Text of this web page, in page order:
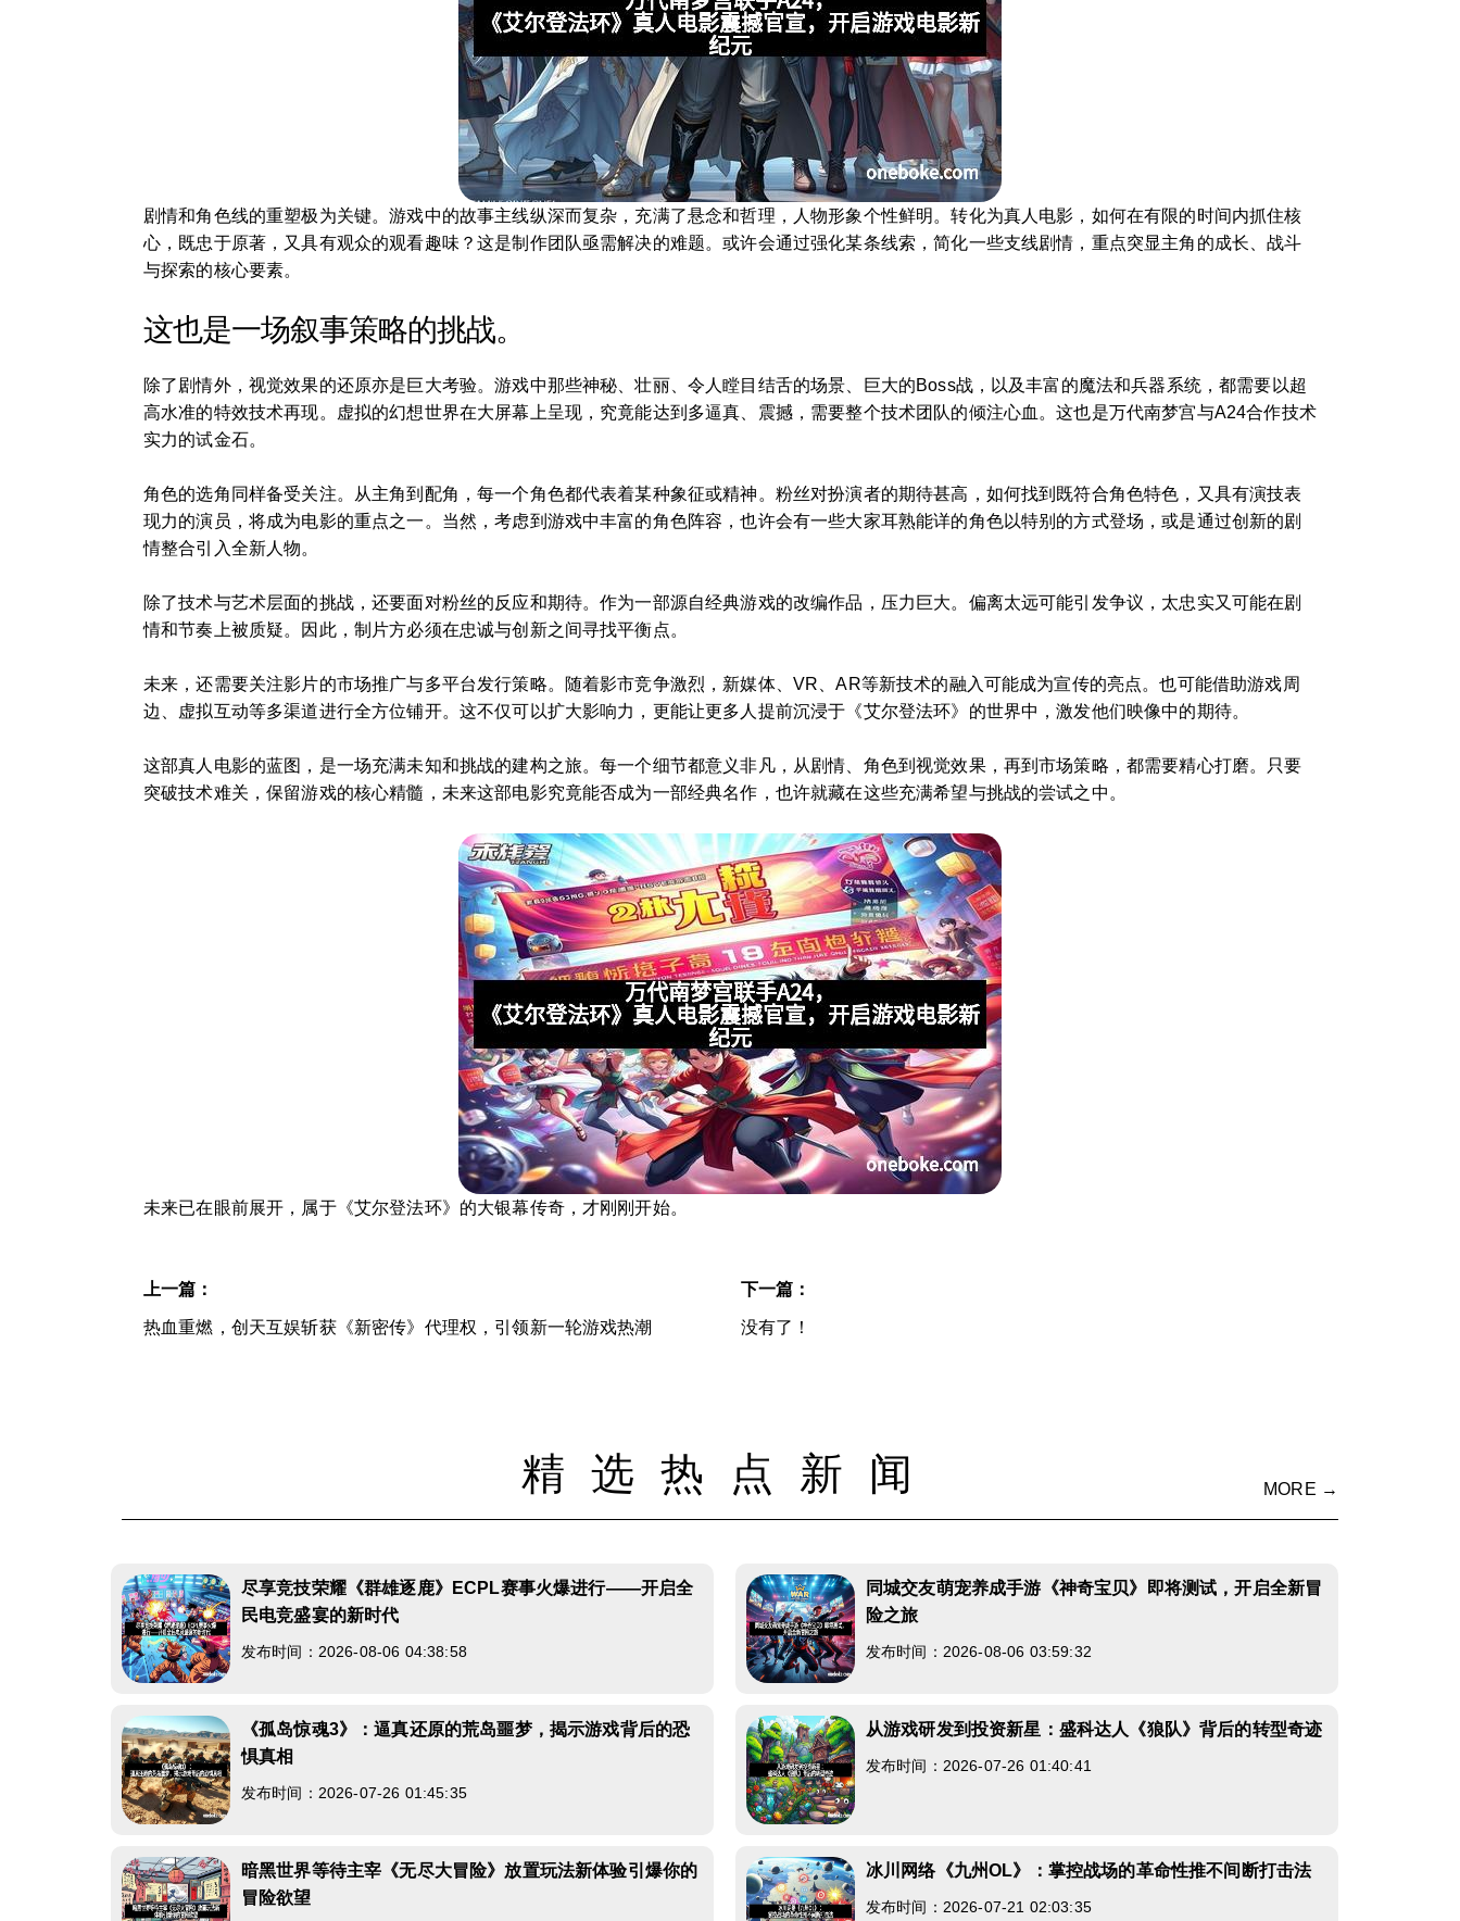
剧情和角色线的重塑极为关键。游戏中的故事主线纵深而复杂，充满了悬念和哲理，人物形象个性鲜明。转化为真人电影，如何在有限的时间内抓住核
心，既忠于原著，又具有观众的观看趣味？这是制作团队亟需解决的难题。或许会通过强化某条线索，简化一些支线剧情，重点突显主角的成长、战斗
与探索的核心要素。
这也是一场叙事策略的挑战。
除了剧情外，视觉效果的还原亦是巨大考验。游戏中那些神秘、壮丽、令人瞠目结舌的场景、巨大的Boss战，以及丰富的魔法和兵器系统，都需要以超
高水准的特效技术再现。虚拟的幻想世界在大屏幕上呈现，究竟能达到多逼真、震撼，需要整个技术团队的倾注心血。这也是万代南梦宫与A24合作技术
实力的试金石。
角色的选角同样备受关注。从主角到配角，每一个角色都代表着某种象征或精神。粉丝对扮演者的期待甚高，如何找到既符合角色特色，又具有演技表
现力的演员，将成为电影的重点之一。当然，考虑到游戏中丰富的角色阵容，也许会有一些大家耳熟能详的角色以特别的方式登场，或是通过创新的剧
情整合引入全新人物。
除了技术与艺术层面的挑战，还要面对粉丝的反应和期待。作为一部源自经典游戏的改编作品，压力巨大。偏离太远可能引发争议，太忠实又可能在剧
情和节奏上被质疑。因此，制片方必须在忠诚与创新之间寻找平衡点。
未来，还需要关注影片的市场推广与多平台发行策略。随着影市竞争激烈，新媒体、VR、AR等新技术的融入可能成为宣传的亮点。也可能借助游戏周
边、虚拟互动等多渠道进行全方位铺开。这不仅可以扩大影响力，更能让更多人提前沉浸于《艾尔登法环》的世界中，激发他们映像中的期待。
这部真人电影的蓝图，是一场充满未知和挑战的建构之旅。每一个细节都意义非凡，从剧情、角色到视觉效果，再到市场策略，都需要精心打磨。只要
突破技术难关，保留游戏的核心精髓，未来这部电影究竟能否成为一部经典名作，也许就藏在这些充满希望与挑战的尝试之中。
未来已在眼前展开，属于《艾尔登法环》的大银幕传奇，才刚刚开始。
上一篇：
热血重燃，创天互娱斩获《新密传》代理权，引领新一轮游戏热潮
下一篇：
没有了！
精选热点新闻 MORE →
尽享竞技荣耀《群雄逐鹿》ECPL赛事火爆进行——开启全
民电竞盛宴的新时代
发布时间：2026-08-06 04:38:58
同城交友萌宠养成手游《神奇宝贝》即将测试，开启全新冒
险之旅
发布时间：2026-08-06 03:59:32
《孤岛惊魂3》：逼真还原的荒岛噩梦，揭示游戏背后的恐
惧真相
发布时间：2026-07-26 01:45:35
从游戏研发到投资新星：盛科达人《狼队》背后的转型奇迹
发布时间：2026-07-26 01:40:41
暗黑世界等待主宰《无尽大冒险》放置玩法新体验引爆你的
冒险欲望
冰川网络《九州OL》：掌控战场的革命性推不间断打击法
发布时间：2026-07-21 02:03:35